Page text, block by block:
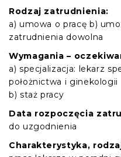
Rodzaj zatrudnienia:
a) umowa o pracę b)
zatrudnienia dowolna
Wymagania –
a) specjalizacja: lekarz
położnictwa i ginekologii
b) staż pracy
Data rozpoczęcia
do uzgodnienia
Charakterystyka,